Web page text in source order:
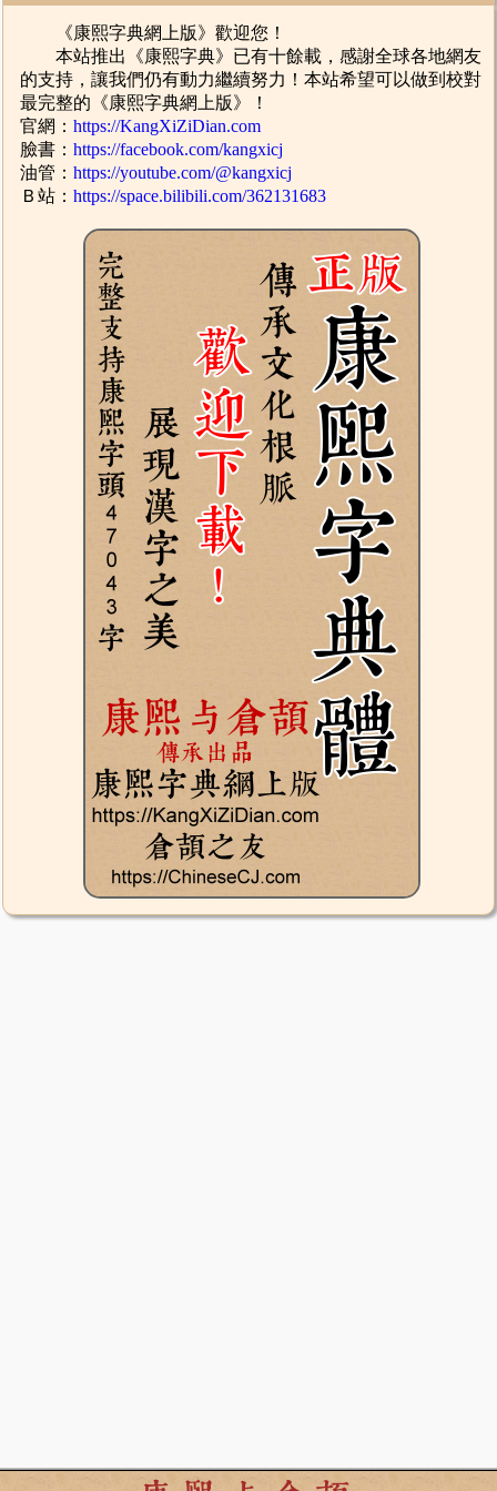
《康熙字典網上版》歡迎您！
本站推出《康熙字典》已有十餘載，感謝全球各地網友
的支持，讓我們仍有動力繼續努力！本站希望可以做到校對
最完整的《康熙字典網上版》！
官網：https://KangXiZiDian.com
臉書：https://facebook.com/kangxicj
油管：https://youtube.com/@kangxicj
Ｂ站：https://space.bilibili.com/362131683